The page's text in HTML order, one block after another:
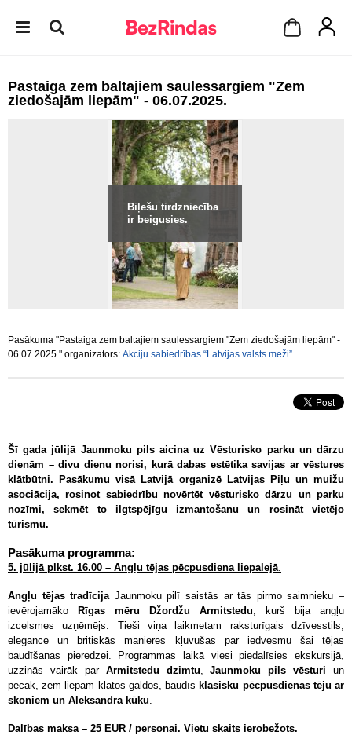
Pastaiga zem baltajiem saulessargiem "Zem
ziedošajām liepām" - 06.07.2025.
Biļešu tirdzniecība
ir beigusies.
Pasākuma "Pastaiga zem baltajiem saulessargiem "Zem ziedošajām liepām" -
06.07.2025." organizators: Akciju sabiedrības “Latvijas valsts meži”
Šī gada jūlijā Jaunmoku pils aicina uz Vēsturisko parku un dārzu
dienām – divu dienu norisi, kurā dabas estētika savijas ar vēstures
klātbūtni. Pasākumu visā Latvijā organizē Latvijas Piļu un muižu
asociācija, rosinot sabiedrību novērtēt vēsturisko dārzu un parku
nozīmi, sekmēt to ilgtspējīgu izmantošanu un rosināt vietējo
tūrismu.
Pasākuma programma:
5. jūlijā plkst. 16.00 – Angļu tējas pēcpusdiena liepalejā.
Angļu tējas tradīcijaJaunmoku pilī saistās ar tās pirmo saimnieku –
ievērojamāko Rīgas mēru Džordžu Armitstedu, kurš bija angļu
izcelsmes uzņēmējs. Tieši viņa laikmetam raksturīgais dzīvesstils,
elegance un britiskās manieres kļuvušas par iedvesmu šai tējas
baudīšanas pieredzei. Programmas laikā viesi piedalīsies ekskursijā,
uzzinās vairāk par Armitstedu dzimtu,Jaunmoku pils vēsturi un
pēcāk, zem liepām klātos galdos, baudīs klasisku pēcpusdienas tēju ar
skoniem un Aleksandra kūku.
Dalības maksa – 25 EUR / personai. Vietu skaits ierobežots.